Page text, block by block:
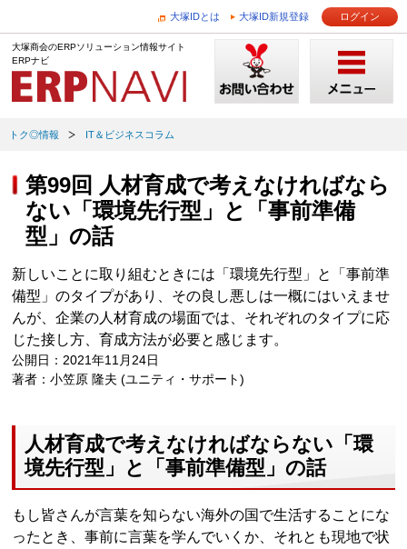
大塚IDとは 大塚ID新規登録 ログイン
大塚商会のERPソリューション情報サイト
ERPナビ
トク◎情報 IT＆ビジネスコラム
第99回 人材育成で考えなければなら
ない「環境先行型」と「事前準備
型」の話
新しいことに取り組むときには「環境先行型」と「事前準
備型」のタイプがあり、その良し悪しは一概にはいえませ
んが、企業の人材育成の場面では、それぞれのタイプに応
じた接し方、育成方法が必要と感じます。
公開日：2021年11月24日
著者：小笠原 隆夫 (ユニティ・サポート)
人材育成で考えなければならない「環
境先行型」と「事前準備型」の話
もし皆さんが言葉を知らない海外の国で生活することにな
ったとき、事前に言葉を学んでいくか、それとも現地で状